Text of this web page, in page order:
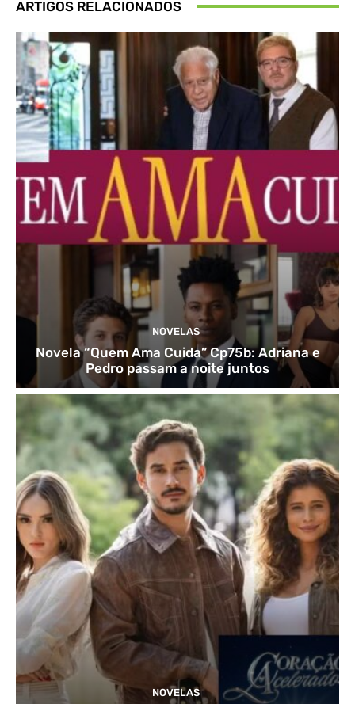
ARTIGOS RELACIONADOS
NOVELAS
Novela “Quem Ama Cuida” Cp75b: Adriana e
Pedro passam a noite juntos
NOVELAS